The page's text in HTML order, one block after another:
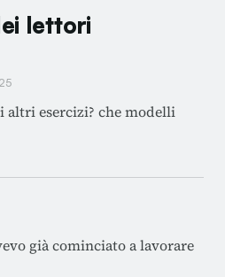
lettori
altri esercizi? che modelli
già cominciato a lavorare